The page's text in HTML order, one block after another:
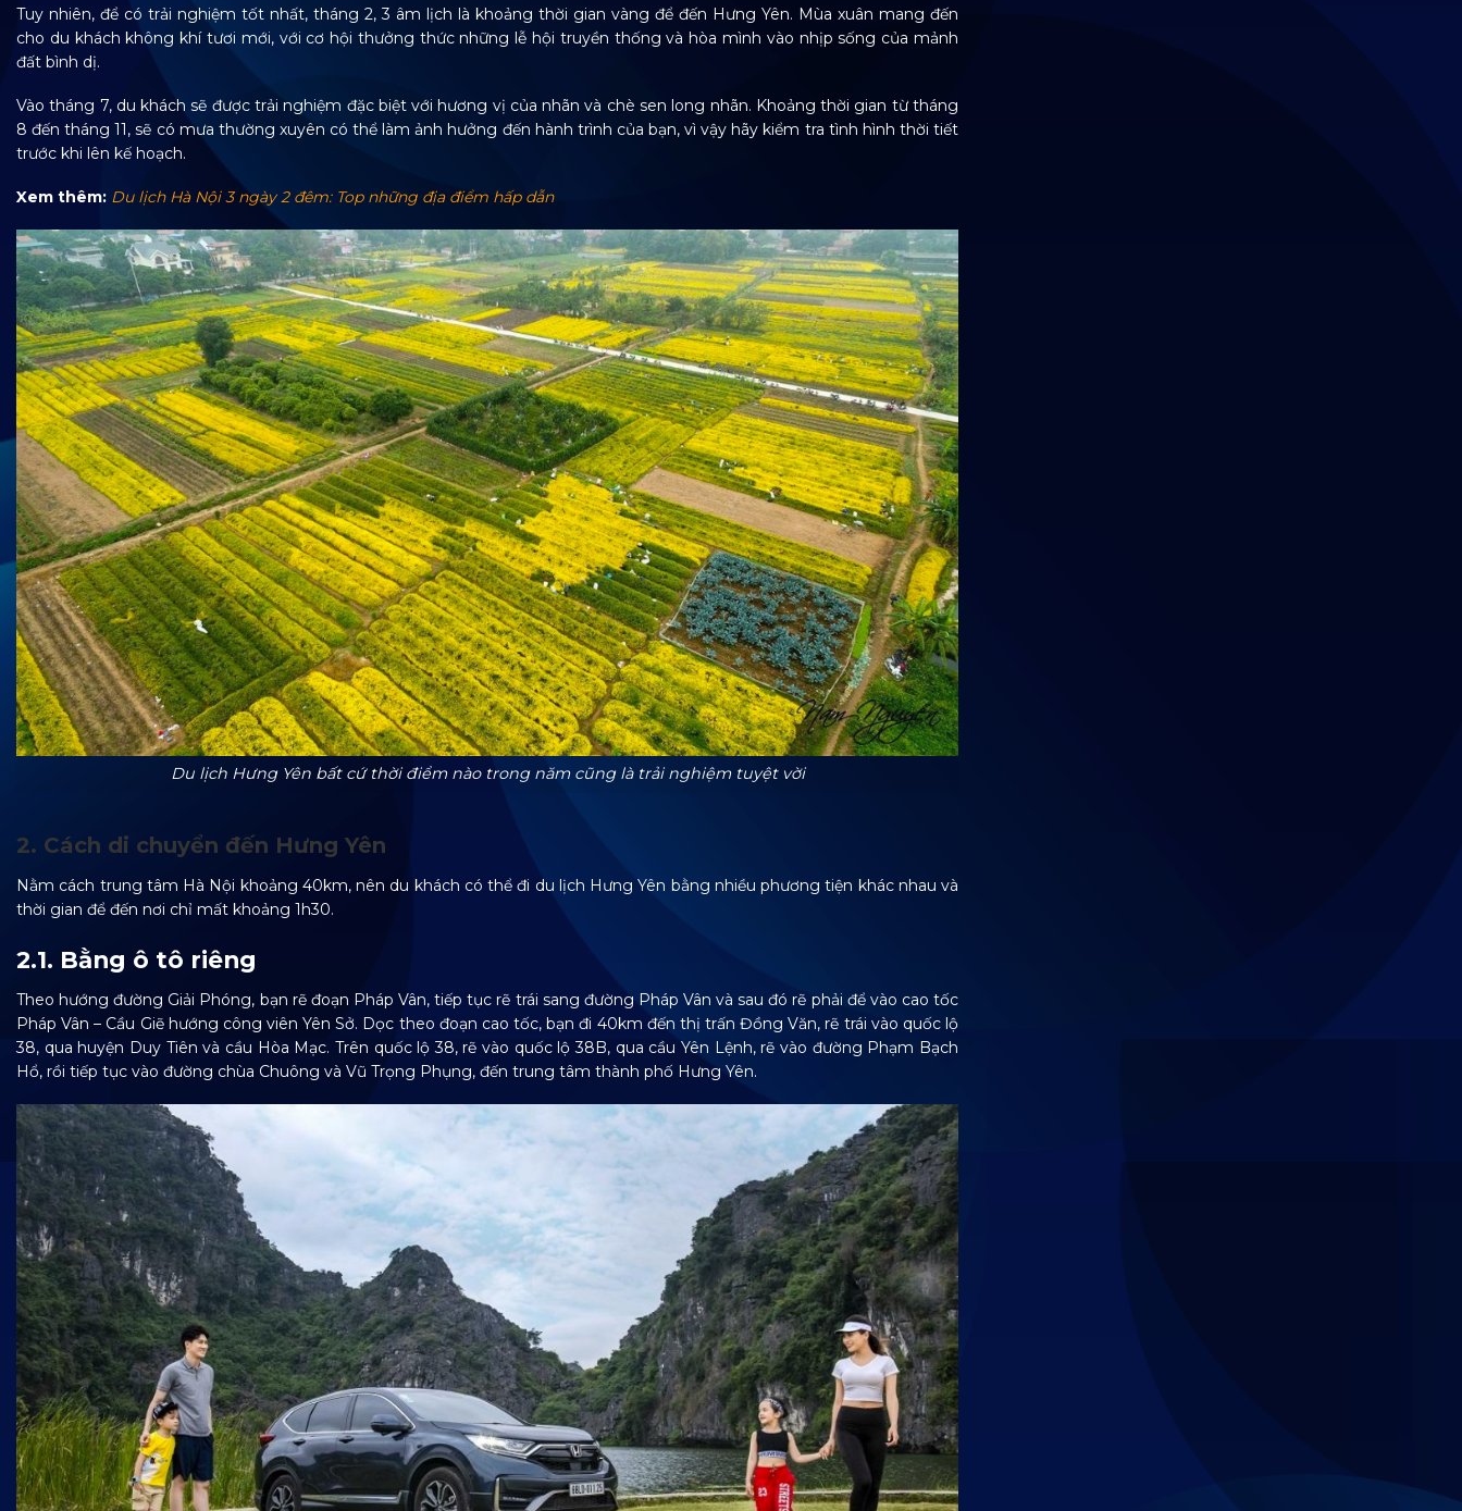
Tuy nhiên, để có trải nghiệm tốt nhất, tháng 2, 3 âm lịch là khoảng thời gian vàng để đến Hưng Yên. Mùa xuân mang đến
cho du khách không khí tươi mới, với cơ hội thưởng thức những lễ hội truyền thống và hòa mình vào nhịp sống của mảnh
đất bình dị.
Vào tháng 7, du khách sẽ được trải nghiệm đặc biệt với hương vị của nhãn và chè sen long nhãn. Khoảng thời gian từ tháng
8 đến tháng 11, sẽ có mưa thường xuyên có thể làm ảnh hưởng đến hành trình của bạn, vì vậy hãy kiểm tra tình hình thời tiết
trước khi lên kế hoạch.
Xem thêm: Du lịch Hà Nội 3 ngày 2 đêm: Top những địa điểm hấp dẫn
Du lịch Hưng Yên bất cứ thời điểm nào trong năm cũng là trải nghiệm tuyệt vời
2. Cách di chuyển đến Hưng Yên
Nằm cách trung tâm Hà Nội khoảng 40km, nên du khách có thể đi du lịch Hưng Yên bằng nhiều phương tiện khác nhau và
thời gian để đến nơi chỉ mất khoảng 1h30.
2.1. Bằng ô tô riêng
Theo hướng đường Giải Phóng, bạn rẽ đoạn Pháp Vân, tiếp tục rẽ trái sang đường Pháp Vân và sau đó rẽ phải để vào cao tốc
Pháp Vân – Cầu Giẽ hướng công viên Yên Sở. Dọc theo đoạn cao tốc, bạn đi 40km đến thị trấn Đồng Văn, rẽ trái vào quốc lộ
38, qua huyện Duy Tiên và cầu Hòa Mạc. Trên quốc lộ 38, rẽ vào quốc lộ 38B, qua cầu Yên Lệnh, rẽ vào đường Phạm Bạch
Hổ, rồi tiếp tục vào đường chùa Chuông và Vũ Trọng Phụng, đến trung tâm thành phố Hưng Yên.